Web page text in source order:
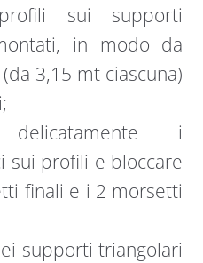
sui supporti
in modo da
3,15 mt ciascuna)
i
sui profili e bloccare
finali e i 2 morsetti
supporti triangolari